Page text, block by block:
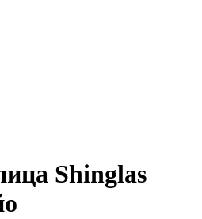
Shinglas